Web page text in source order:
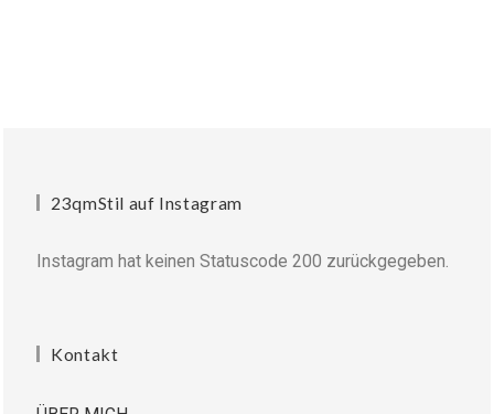
23qmStil auf Instagram
Instagram hat keinen Statuscode 200 zurückgegeben.
Kontakt